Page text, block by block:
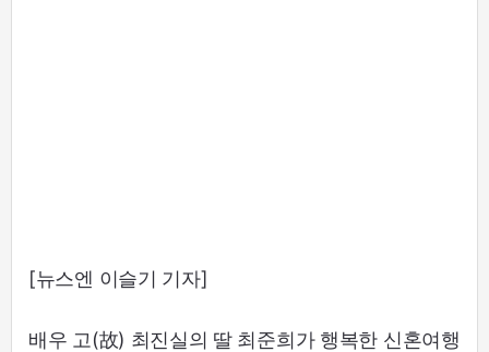
[뉴스엔 이슬기 기자]
배우 고(故) 최진실의 딸 최준희가 행복한 신혼여행